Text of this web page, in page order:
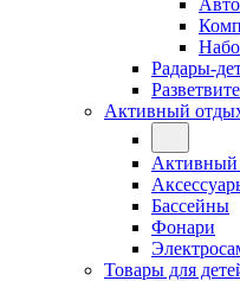
Радары-
Активный
Активный
Бассейны
Фонари
Товары для